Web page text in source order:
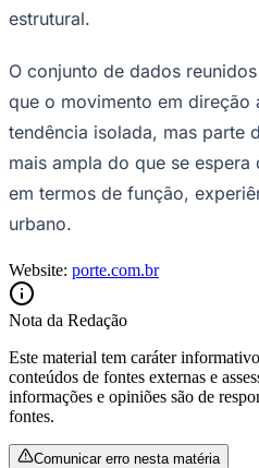
estrutural.
O conjunto de dados
que o movimento em direção
tendência isolada, mas parte
mais ampla do que se
em termos de função,
urbano.
Website: porte.com.br
Nota da Redação
Este material tem caráter
conteúdos de fontes externas e
informações e opiniões são de
fontes.
Comunicar erro nesta matéria